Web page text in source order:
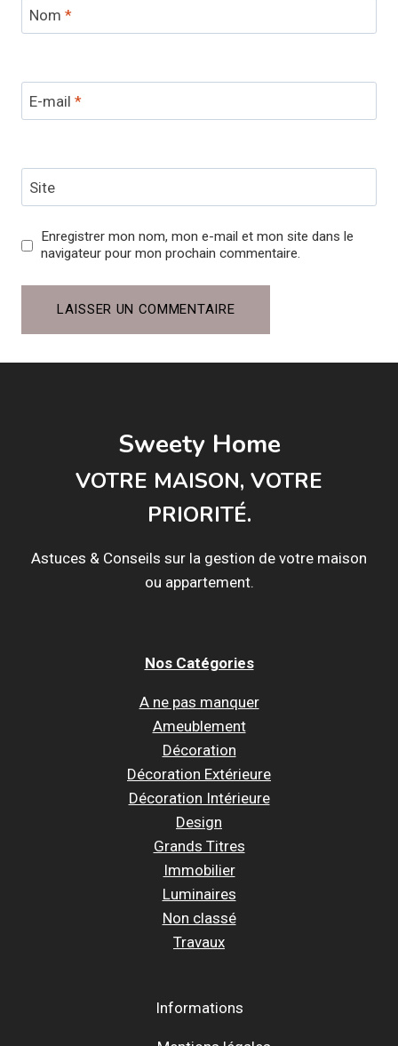
Nom *
E-mail *
Site
Enregistrer mon nom, mon e-mail et mon site dans le
navigateur pour mon prochain commentaire.
Sweety Home
VOTRE MAISON, VOTRE
PRIORITÉ.
Astuces & Conseils sur la gestion de votre maison
ou appartement.
Nos Catégories
A ne pas manquer
Ameublement
Décoration
Décoration Extérieure
Décoration Intérieure
Design
Grands Titres
Immobilier
Luminaires
Non classé
Travaux
Informations